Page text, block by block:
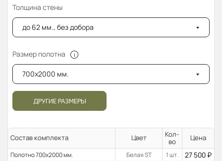
Толщина стены
до 62 мм., без добора
Размер полотна
700x2000 мм.
ДРУГИЕ РАЗМЕРЫ
Состав комплекта Цвет
Кол-
во
Цена
Полотно 700x2000 мм. Белая ST 1 шт. 27 500 ₽